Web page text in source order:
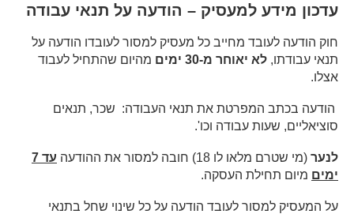
עדכון מידע למעסיק – הודעה על תנאי עבודה
חוק הודעה לעובד מחייב כל מעסיק למסור לעובדו הודעה על
תנאי עבודתו, לא יאוחר מ-30 ימים
מהיום שהתחיל לעבוד
אצלו.
הודעה בכתב המפרטת את תנאי העבודה: שכר, תנאים
סוציאליים, שעות עבודה וכו'.
לנער (מי שטרם מלאו לו 18) חובה למסור את ההודעה
עד 7
ימים מיום תחילת העסקה.
על המעסיק למסור לעובד הודעה על כל שינוי שחל בתנאי